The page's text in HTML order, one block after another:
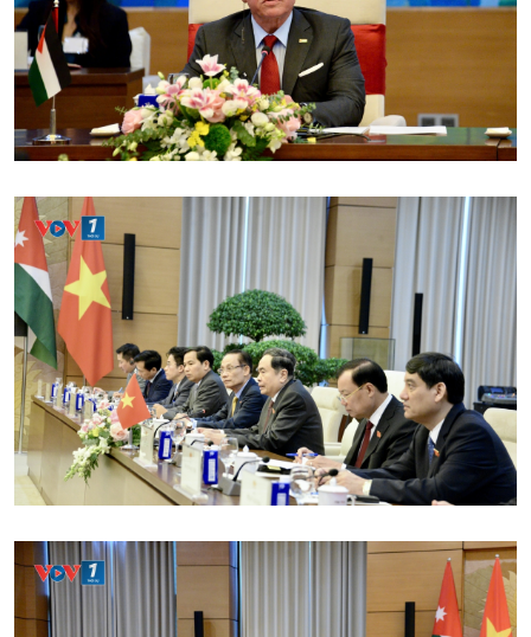
Xã hội
Tin Đời sống & Xã hội
360 độ Sức khỏe
Tài nguyên và Môi trường
Chuyên gia của bạn
Xã hội chuyển động
Khoa học & Công nghệ
Tin Khoa học & Công nghệ
Kết nối công nghệ
khí hậu